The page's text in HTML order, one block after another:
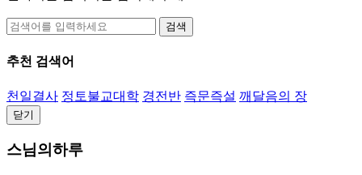
검색
추천 검색어
천일결사 정토불교대학 경전반 즉문즉설 깨달음의 장
닫기
스님의하루